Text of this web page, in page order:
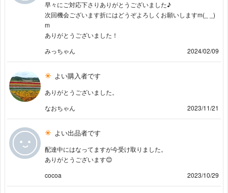
早々にご対応下さりありがとうございました♪
次回機会ございます折にはどうぞよろしくお願いしますm(_ _)
m
ありがとうございました！
みっちゃん
2024/02/09
よい購入者です
ありがとうございました。
なおちゃん
2023/11/21
よい出品者です
配達中にはなってますが今受け取りました。
ありがとうございます😊
cocoa
2023/10/29